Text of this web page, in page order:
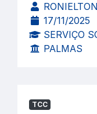
17/11/2025
SERVIÇO
PALMAS
TCC